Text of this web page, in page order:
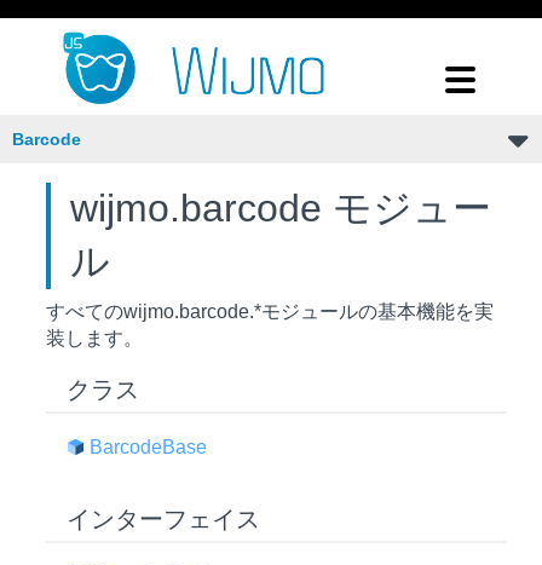
Barcode
wijmo.barcode モジュー
ル
すべてのwijmo.barcode.*モジュールの基本機能を実
装します。
クラス
BarcodeBase
インターフェイス